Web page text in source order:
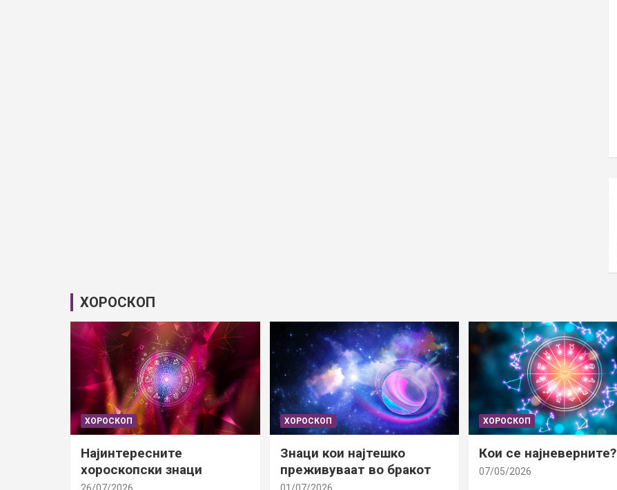
ХОРОСКОП
ХОРОСКОП
Најинтересните
хороскопски знаци
ХОРОСКОП
Знаци кои најтешко
преживуваат во бракот
ХОРОСКОП
Кои се најневерните?
07/05/2026